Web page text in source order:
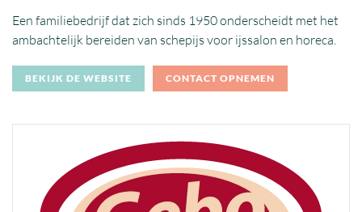
Een familiebedrijf dat zich sinds 1950 onderscheidt met het
ambachtelijk bereiden van schepijs voor ijssalon en horeca.
BEKIJK DE WEBSITE CONTACT OPNEMEN